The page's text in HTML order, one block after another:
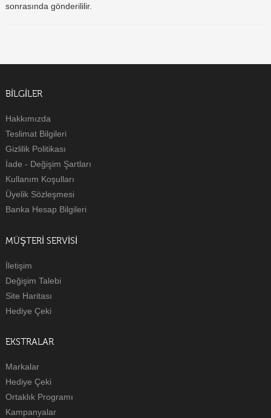
sonrasında gönderililir.
BILGILER
Hakkımızda
Teslimat Bilgileri
Gizlilik Politikası
İade - Değişim Şartları
Kullanım Koşulları
Üyelik Sözleşmesi
Banka Hesap Bilgileri
MÜŞTERI SERVISI
İletişim
Değişim Talebi
Site Haritası
Hediye Çeki
EKSTRALAR
Markalar
Hediye Çeki
Ortaklık Programı
Kampanyalar